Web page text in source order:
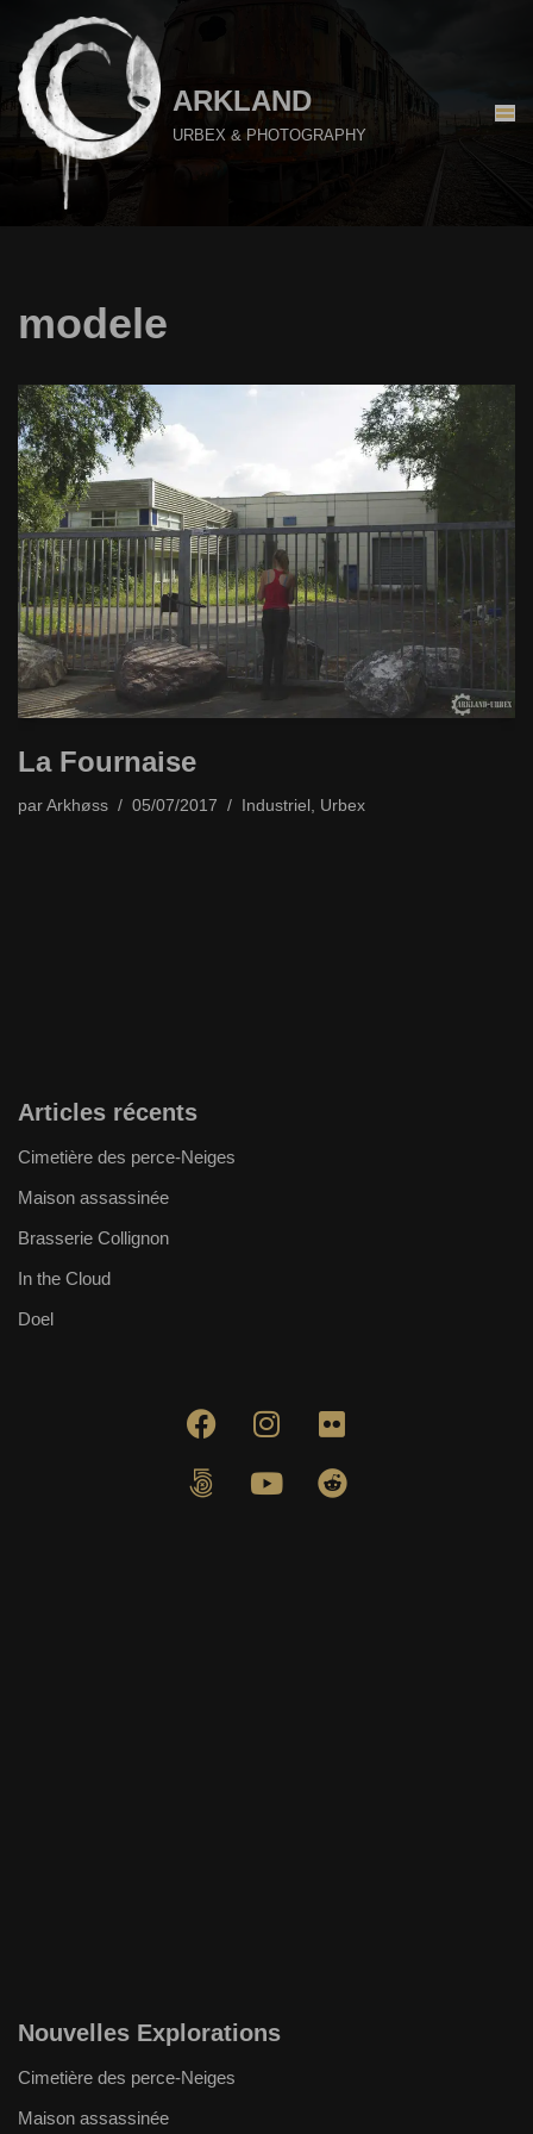
Aller
au
contenu
ARKLAND
URBEX & PHOTOGRAPHY
modele
La Fournaise
par Arkhøss 05/07/2017 Industriel , Urbex
Articles récents
Cimetière des perce-Neiges
Maison assassinée
Brasserie Collignon
In the Cloud
Doel
Nouvelles Explorations
Cimetière des perce-Neiges
Maison assassinée